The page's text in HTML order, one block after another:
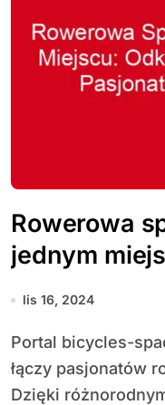
Rowerowa
jednym
portalu dla
lis 16, 2024
Portal bicycles-space.com to miejsce, które
łączy pasjonatów
Dzięki